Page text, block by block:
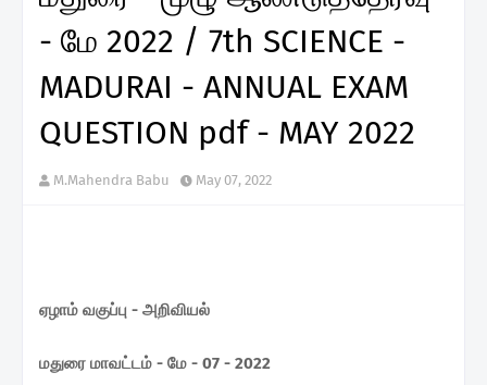
- மே 2022 / 7th SCIENCE -
MADURAI - ANNUAL EXAM
QUESTION pdf - MAY 2022
M.Mahendra Babu May 07, 2022
ஏழாம் வகுப்பு - அறிவியல்
மதுரை மாவட்டம் - மே - 07 - 2022